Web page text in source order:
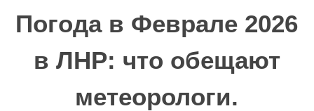
Погода в Феврале 2026
в ЛНР: что обещают
метеорологи.